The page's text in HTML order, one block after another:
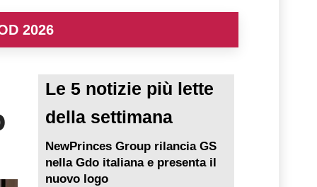
2026
Le 5 notizie più lette
della settimana
NewPrinces Group rilancia GS
nella Gdo italiana e presenta il
nuovo logo